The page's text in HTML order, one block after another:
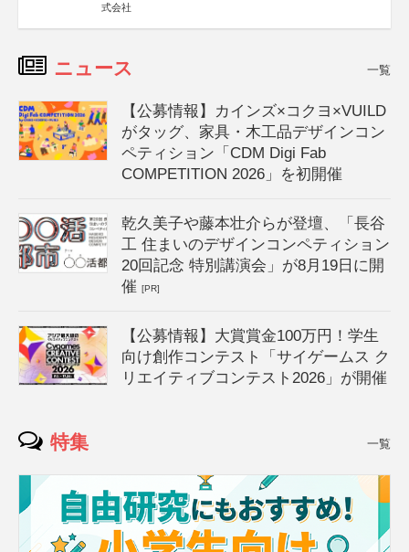
式会社
ニュース 一覧
【公募情報】カインズ×コクヨ×VUILD
がタッグ、家具・木工品デザインコン
ペティション「CDM Digi Fab
COMPETITION 2026」を初開催
乾久美子や藤本壮介らが登壇、「長谷
工 住まいのデザインコンペティション
20回記念 特別講演会」が8月19日に開
催[PR]
【公募情報】大賞賞金100万円！学生
向け創作コンテスト「サイゲームス ク
リエイティブコンテスト2026」が開催
特集 一覧